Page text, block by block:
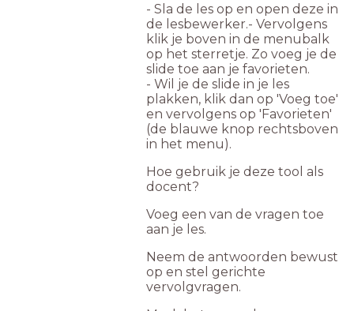
- Sla de les op en open deze in
de lesbewerker.- Vervolgens
klik je boven in de menubalk
op het sterretje. Zo voeg je de
slide toe aan je favorieten.
- Wil je de slide in je les
plakken, klik dan op 'Voeg toe'
en vervolgens op 'Favorieten'
(de blauwe knop rechtsboven
in het menu).
Hoe gebruik je deze tool als
docent?
Voeg een van de vragen toe
aan je les.
Neem de antwoorden bewust
op en stel gerichte
vervolgvragen.